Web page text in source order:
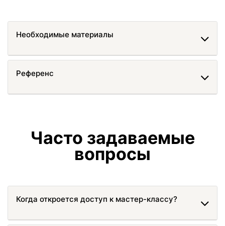
Необходимые материалы
Референс
Часто задаваемые
вопросы
Когда откроется доступ к мастер-классу?